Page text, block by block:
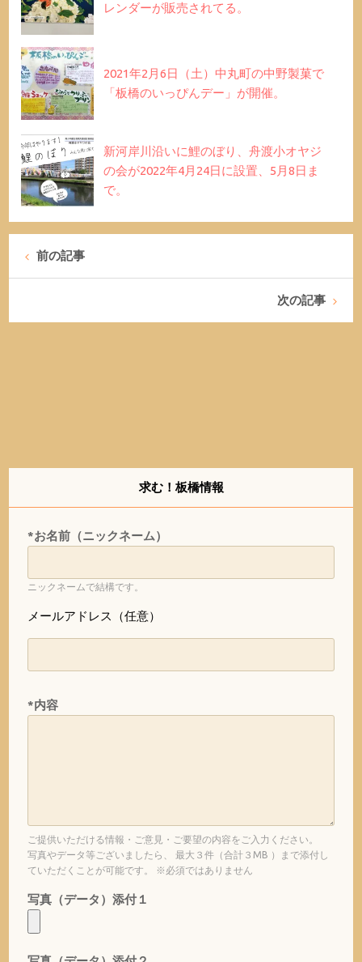
レンダーが販売されてる。
2021年2月6日（土）中丸町の中野製菓で
「板橋のいっぴんデー」が開催。
新河岸川沿いに鯉のぼり、舟渡小オヤジ
の会が2022年4月24日に設置、5月8日ま
で。
前の記事
次の記事
求む！板橋情報
*お名前（ニックネーム）
ニックネームで結構です。
メールアドレス（任意）
*内容
ご提供いただける情報・ご意見・ご要望の内容をご入力ください。
写真やデータ等ございましたら、 最大３件（合計３MB ）まで添付し
ていただくことが可能です。 ※必須ではありません
写真（データ）添付１